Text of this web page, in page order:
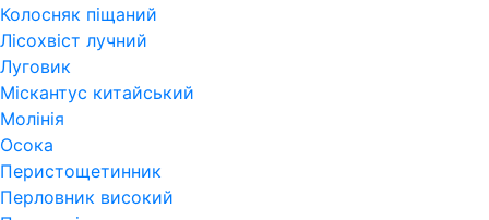
Колосняк піщаний
Лісохвіст лучний
Луговик
Міскантус китайський
Молінія
Осока
Перистощетинник
Перловник високий